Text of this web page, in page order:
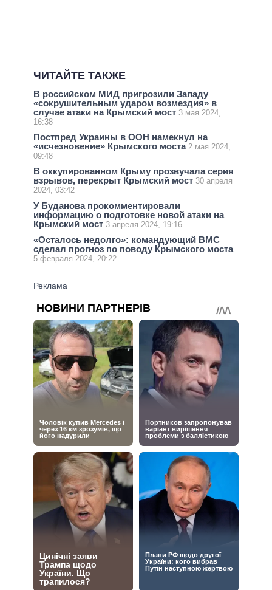
ЧИТАЙТЕ ТАКЖЕ
В российском МИД пригрозили Западу
«сокрушительным ударом возмездия» в
случае атаки на Крымский мост 3 мая 2024,
16:38
Постпред Украины в ООН намекнул на
«исчезновение» Крымского моста 2 мая 2024,
09:48
В оккупированном Крыму прозвучала серия
взрывов, перекрыт Крымский мост 30 апреля
2024, 03:42
У Буданова прокомментировали
информацию о подготовке новой атаки на
Крымский мост 3 апреля 2024, 19:16
«Осталось недолго»: командующий ВМС
сделал прогноз по поводу Крымского моста
5 февраля 2024, 20:22